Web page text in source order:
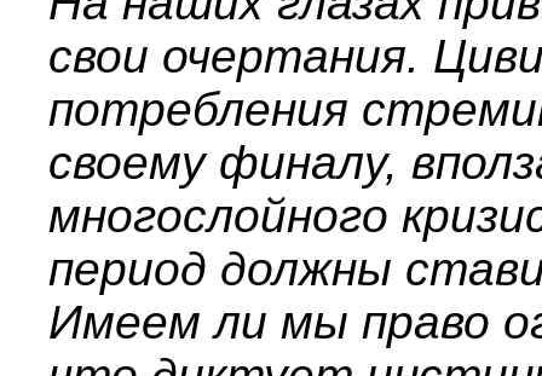
свои очертания.
потребления
своему финалу,
многослойного
период должны
Имеем ли мы право